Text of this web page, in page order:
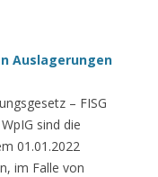
Auslagerungen
– FISG
sind die
01.01.2022
im Falle von